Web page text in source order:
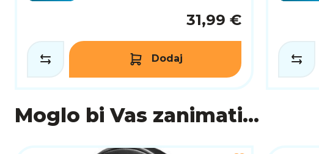
31,99 €
Dodaj
Moglo bi Vas zanimati...